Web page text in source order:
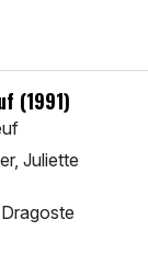
(1991)
Juliette